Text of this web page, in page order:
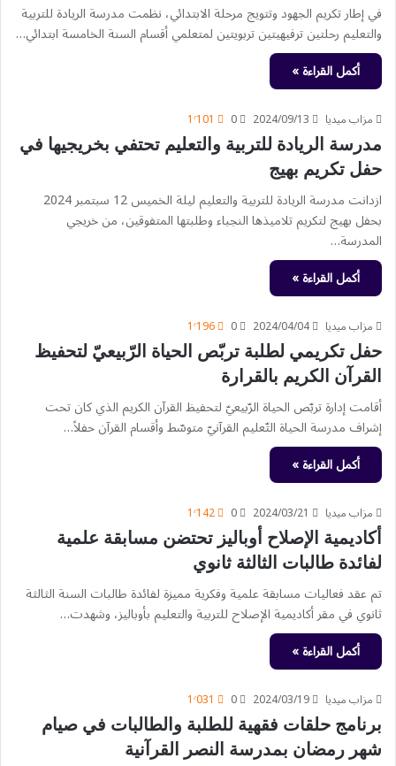
في إطار تكريم الجهود وتتويج مرحلة الابتدائي، نظمت مدرسة الريادة للتربية
والتعليم رحلتين ترفيهيتين تربويتين لمتعلمي أقسام السنة الخامسة ابتدائي…
أكمل القراءة »
مزاب ميديا 2024/09/13
0 1٬101
مدرسة الريادة للتربية والتعليم تحتفي بخريجيها في
حفل تكريم بهيج
ازدانت مدرسة الريادة للتربية والتعليم ليلة الخميس 12 سبتمبر 2024
بحفل بهيج لتكريم تلاميذها النجباء وطلبتها المتفوقين، من خريجي
المدرسة…
أكمل القراءة »
مزاب ميديا 2024/04/04
0 1٬196
حفل تكريمي لطلبة تربّص الحياة الرّبيعيّ لتحفيظ
القرآن الكريم بالقرارة
أقامت إدارة تربّص الحياة الرّبيعيّ لتحفيظ القرآن الكريم الذي كان تحت
إشراف مدرسة الحياة التّعليم القرآنيّ متوسّط وأقسام القرآن حفلاً…
أكمل القراءة »
مزاب ميديا 2024/03/21
0 1٬142
أكاديمية الإصلاح أوباليز تحتضن مسابقة علمية
لفائدة طالبات الثالثة ثانوي
تم عقد فعاليات مسابقة علمية وفكرية مميزة لفائدة طالبات السنة الثالثة
ثانوي في مقر أكاديمية الإصلاح للتربية والتعليم بأوباليز، وشهدت…
أكمل القراءة »
مزاب ميديا 2024/03/19
0 1٬031
برنامج حلقات فقهية للطلبة والطالبات في صيام
شهر رمضان بمدرسة النصر القرآنية